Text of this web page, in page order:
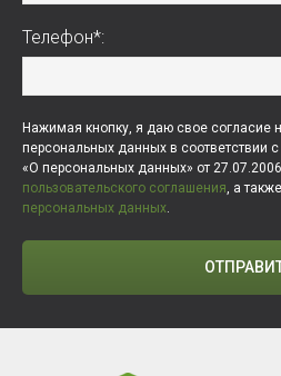
Телефон*:
Нажимая кнопку, я даю свое согласие
персональных данных в соответствии
«О персональных данных» от
пользовательского соглашения , а
персональных данных